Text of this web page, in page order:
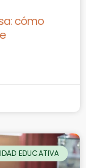
cómo
EDUCATIVA